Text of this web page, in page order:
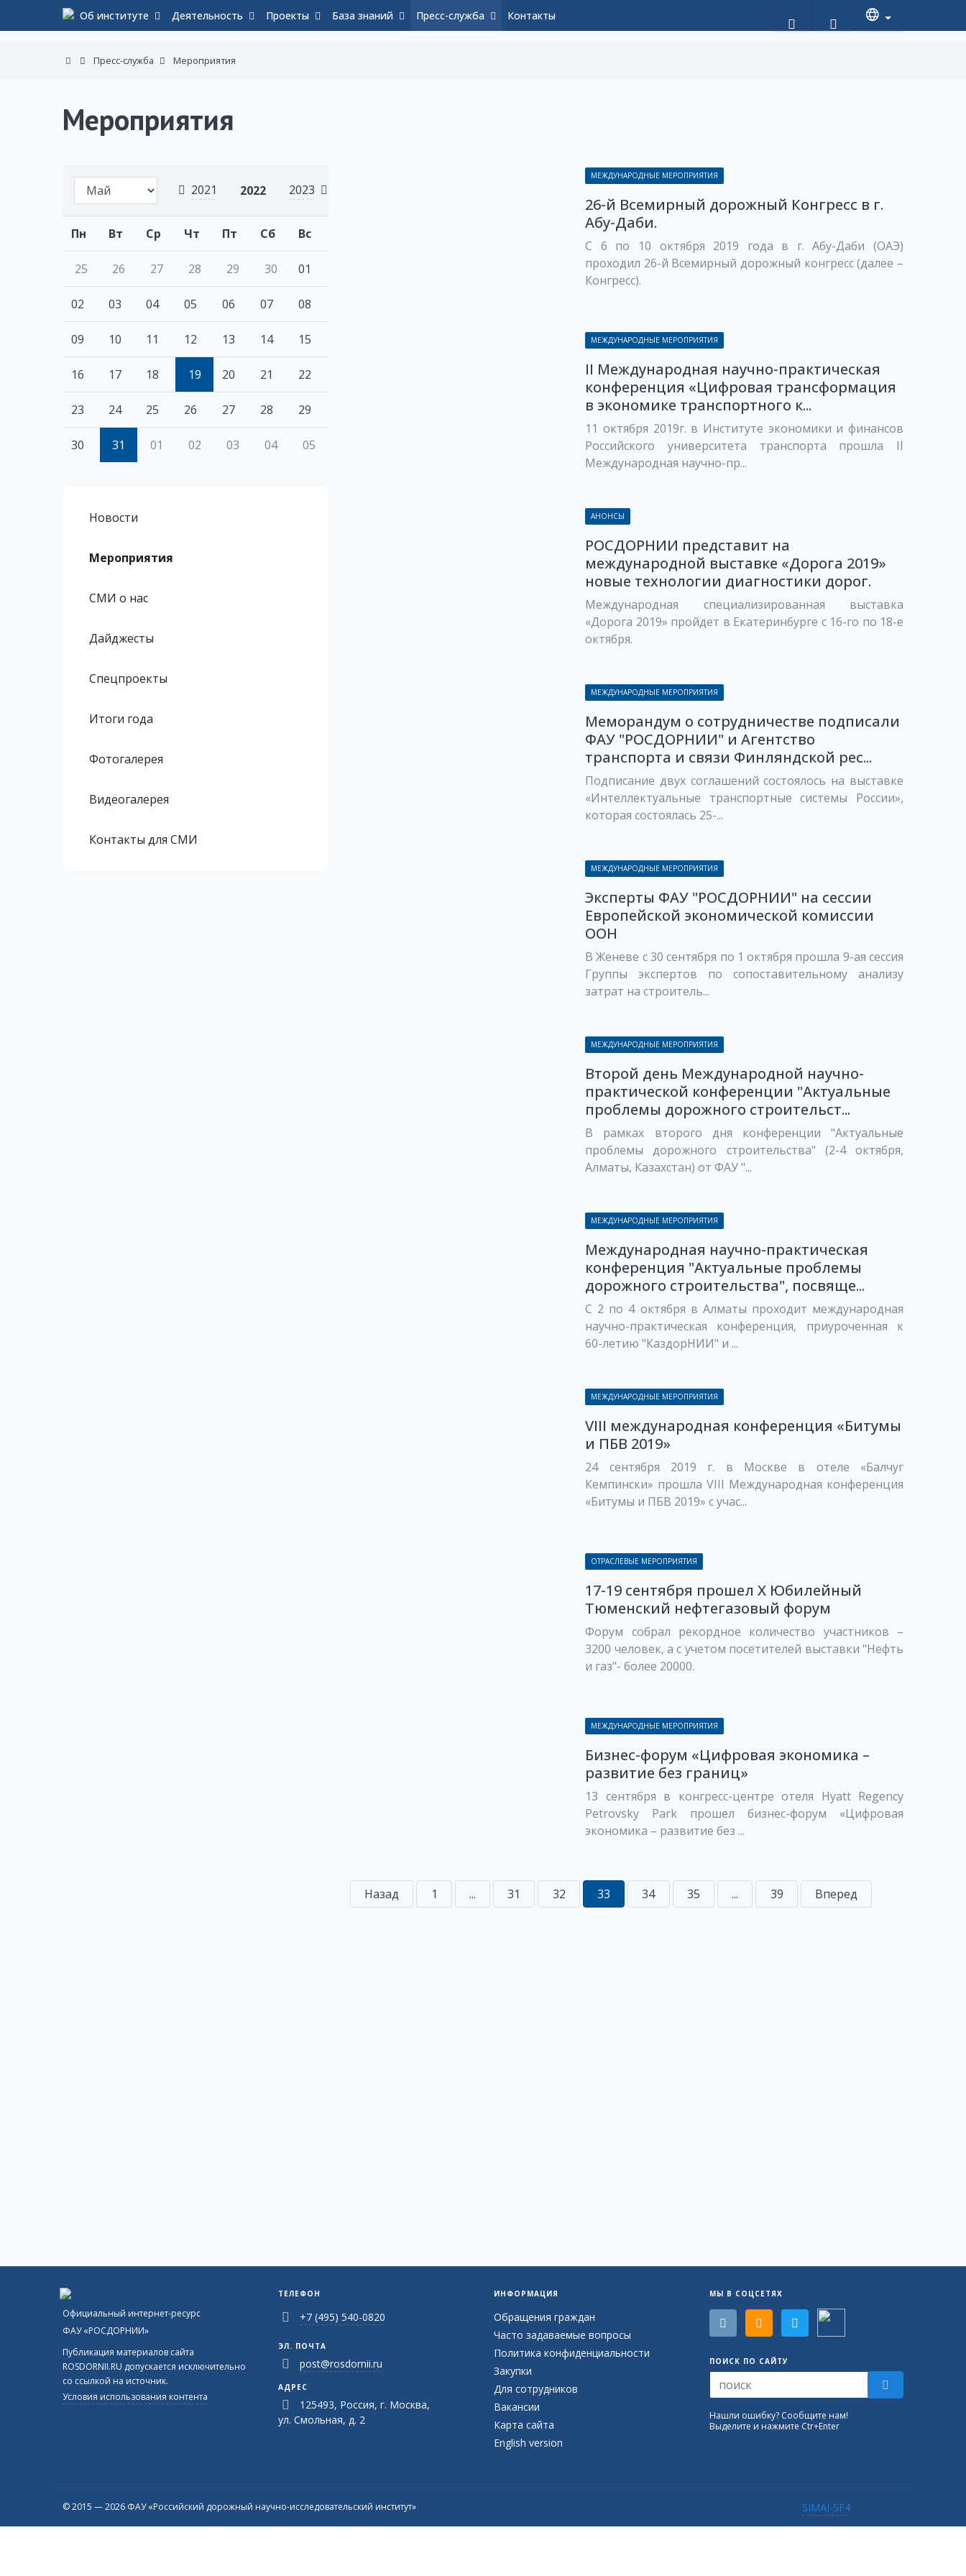
Об институте Деятельность Проекты База знаний Пресс-служба Контакты
Пресс-служба Мероприятия
Мероприятия
2021 2022 2023
Пн Вт Ср Чт Пт Сб Вс
25 26 27 28 29 30 01
02 03 04 05 06 07 08
09 10 11 12 13 14 15
16 17 18 19 20 21 22
23 24 25 26 27 28 29
30 31 01 02 03 04 05
Новости
Мероприятия
СМИ о нас
Дайджесты
Спецпроекты
Итоги года
Фотогалерея
Видеогалерея
Контакты для СМИ
МЕЖДУНАРОДНЫЕ МЕРОПРИЯТИЯ
26-й Всемирный дорожный Конгресс в г.
Абу-Даби.
С 6 по 10 октября 2019 года в г. Абу-Даби (ОАЭ)
проходил 26-й Всемирный дорожный конгресс (далее –
Конгресс).
МЕЖДУНАРОДНЫЕ МЕРОПРИЯТИЯ
II Международная научно-практическая
конференция «Цифровая трансформация
в экономике транспортного к...
11 октября 2019г. в Институте экономики и финансов
Российского университета транспорта прошла II
Международная научно-пр...
АНОНСЫ
РОСДОРНИИ представит на
международной выставке «Дорога 2019»
новые технологии диагностики дорог.
Международная специализированная выставка
«Дорога 2019» пройдет в Екатеринбурге с 16-го по 18-е
октября.
МЕЖДУНАРОДНЫЕ МЕРОПРИЯТИЯ
Меморандум о сотрудничестве подписали
ФАУ "РОСДОРНИИ" и Агентство
транспорта и связи Финляндской рес...
Подписание двух соглашений состоялось на выставке
«Интеллектуальные транспортные системы России»,
которая состоялась 25-...
МЕЖДУНАРОДНЫЕ МЕРОПРИЯТИЯ
Эксперты ФАУ "РОСДОРНИИ" на сессии
Европейской экономической комиссии
ООН
В Женеве с 30 сентября по 1 октября прошла 9-ая сессия
Группы экспертов по сопоставительному анализу
затрат на строитель...
МЕЖДУНАРОДНЫЕ МЕРОПРИЯТИЯ
Второй день Международной научно-
практической конференции "Актуальные
проблемы дорожного строительст...
В рамках второго дня конференции "Актуальные
проблемы дорожного строительства" (2-4 октября,
Алматы, Казахстан) от ФАУ "...
МЕЖДУНАРОДНЫЕ МЕРОПРИЯТИЯ
Международная научно-практическая
конференция "Актуальные проблемы
дорожного строительства", посвяще...
С 2 по 4 октября в Алматы проходит международная
научно-практическая конференция, приуроченная к
60-летию "КаздорНИИ" и ...
МЕЖДУНАРОДНЫЕ МЕРОПРИЯТИЯ
VIII международная конференция «Битумы
и ПБВ 2019»
24 сентября 2019 г. в Москве в отеле «Балчуг
Кемпински» прошла VIII Международная конференция
«Битумы и ПБВ 2019» с учас...
ОТРАСЛЕВЫЕ МЕРОПРИЯТИЯ
17-19 сентября прошел X Юбилейный
Тюменский нефтегазовый форум
Форум собрал рекордное количество участников –
3200 человек, а с учетом посетителей выставки "Нефть
и газ"- более 20000.
МЕЖДУНАРОДНЫЕ МЕРОПРИЯТИЯ
Бизнес-форум «Цифровая экономика –
развитие без границ»
13 сентября в конгресс-центре отеля Hyatt Regency
Petrovsky Park прошел бизнес-форум «Цифровая
экономика – развитие без ...
Назад 1 ... 31 32 33 34 35 ... 39 Вперед
Официальный интернет-ресурс
ФАУ «РОСДОРНИИ»
Публикация материалов сайта
ROSDORNII.RU допускается исключительно
со ссылкой на источник.
Условия использования контента
ТЕЛЕФОН
+7 (495) 540-0820
ЭЛ. ПОЧТА
post@rosdornii.ru
АДРЕС
125493, Россия, г. Москва,
ул. Смольная, д. 2
ИНФОРМАЦИЯ
Обращения граждан
Часто задаваемые вопросы
Политика конфиденциальности
Закупки
Для сотрудников
Вакансии
Карта сайта
English version
МЫ В СОЦСЕТЯХ
ПОИСК ПО САЙТУ
Нашли ошибку? Сообщите нам!
Выделите и нажмите Ctr+Enter
© 2015 — 2026 ФАУ «Российский дорожный научно-исследовательский институт» SIMAI-SF4